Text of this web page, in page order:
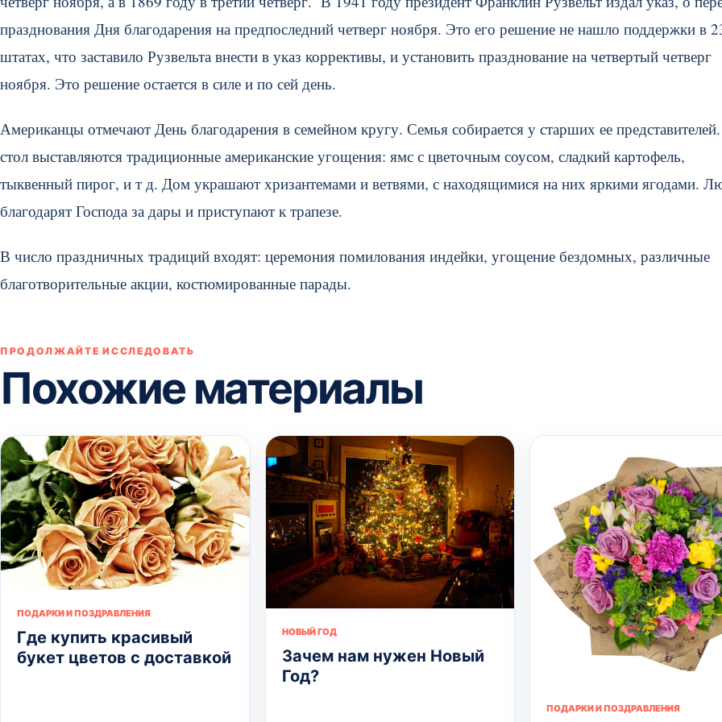
празднования Дня благодарения на предпоследний четверг ноября. Это его решение не нашло поддержки в
штатах, что заставило Рузвельта внести в указ коррективы, и установить празднование на четвертый четверг
ноября. Это решение остается в силе и по сей день.
Американцы отмечают День благодарения в семейном кругу. Семья собирается у старших ее
стол выставляются традиционные американские угощения: ямс с цветочным соусом, сладкий картофель,
тыквенный пирог, и т д. Дом украшают хризантемами и ветвями, с находящимися на них яркими ягодами.
благодарят Господа за дары и приступают к трапезе.
В число праздничных традиций входят: церемония помилования индейки, угощение бездомных, различные
благотворительные акции, костюмированные парады.
ПРОДОЛЖАЙТЕ ИССЛЕДОВАТЬ
Похожие материалы
ПОДАРКИ И ПОЗДРАВЛЕНИЯ
Где купить красивый
букет цветов с доставкой
НОВЫЙ ГОД
Зачем нам нужен Новый
Год?
ПОДАРКИ И ПОЗДРАВЛЕНИЯ